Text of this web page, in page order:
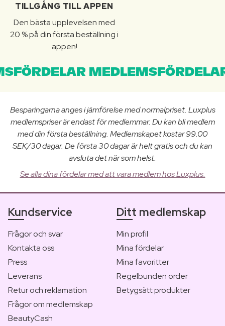
TILLGÅNG TILL APPEN
Den bästa upplevelsen med
20 % på din första beställning i
appen!
Besparingarna anges i jämförelse med normalpriset. Luxplus
medlemspriser är endast för medlemmar. Du kan bli medlem
med din första beställning. Medlemskapet kostar 99.00
SEK/30 dagar. De första 30 dagar är helt gratis och du kan
avsluta det när som helst.
Se alla dina fördelar med att vara medlem hos Luxplus.
Kundservice
Frågor och svar
Kontakta oss
Press
Leverans
Retur och reklamation
Frågor om medlemskap
BeautyCash
Ditt medlemskap
Min profil
Mina fördelar
Mina favoritter
Regelbunden order
Betygsätt produkter